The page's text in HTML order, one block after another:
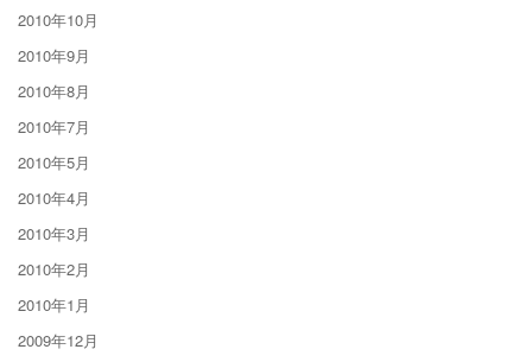
2010年10月
2010年9月
2010年8月
2010年7月
2010年5月
2010年4月
2010年3月
2010年2月
2010年1月
2009年12月